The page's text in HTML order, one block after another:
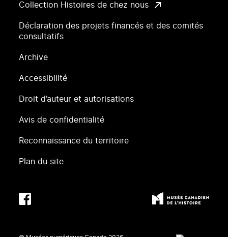
Collection Histoires de chez nous
Déclaration des projets financés et des comités
consultatifs
Archive
Accessibilité
Droit d’auteur et autorisations
Avis de confidentialité
Reconnaissance du territoire
Plan du site